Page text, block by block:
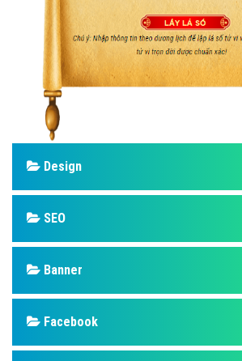
Design
SEO
Banner
Facebook